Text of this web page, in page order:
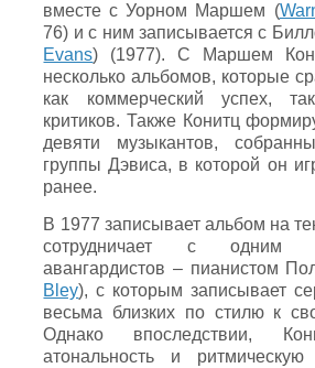
вместе с Уорном Маршем (
76) и с ним записывается с
Evans) (1977). C Маршем
несколько альбомов, которые
как коммерческий успех,
критиков. Также Конитц
девяти музыкантов,
группы Дэвиса, в которой он
ранее.
В 1977 записывает альбом на
сотрудничает с одним
авангардистов – пианистом
Bley), с которым записывает
весьма близких по стилю к
Однако впоследствии,
атональность и ритмическую